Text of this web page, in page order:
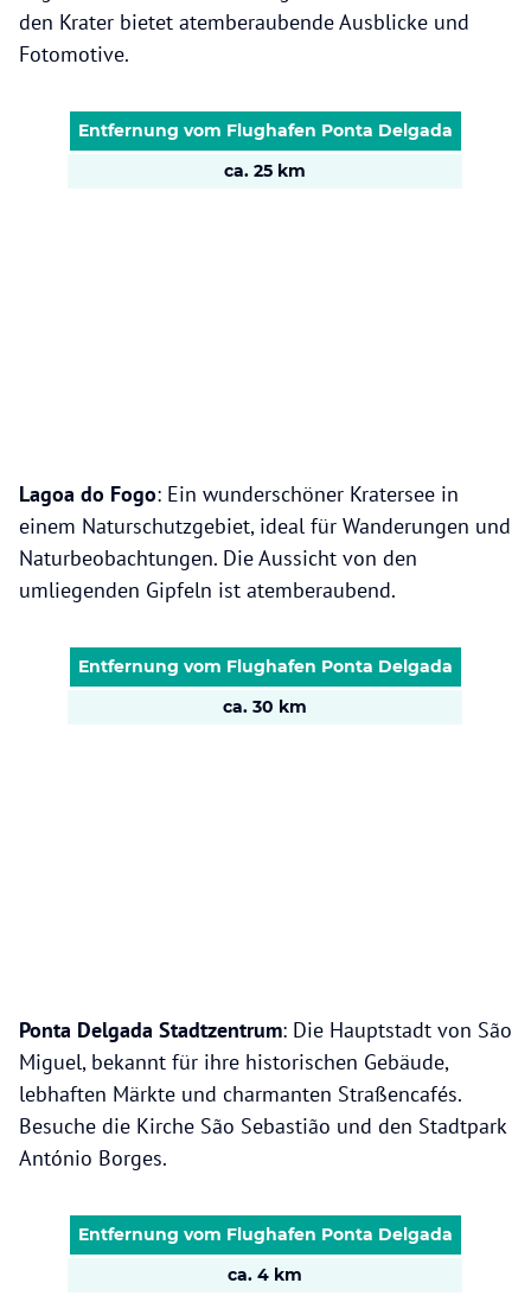
den Krater bietet atemberaubende Ausblicke und
Fotomotive.
Entfernung vom Flughafen Ponta Delgada
ca. 25 km
Lagoa do Fogo: Ein wunderschöner Kratersee in
einem Naturschutzgebiet, ideal für Wanderungen und
Naturbeobachtungen. Die Aussicht von den
umliegenden Gipfeln ist atemberaubend.
Entfernung vom Flughafen Ponta Delgada
ca. 30 km
Ponta Delgada Stadtzentrum: Die Hauptstadt von São
Miguel, bekannt für ihre historischen Gebäude,
lebhaften Märkte und charmanten Straßencafés.
Besuche die Kirche São Sebastião und den Stadtpark
António Borges.
Entfernung vom Flughafen Ponta Delgada
ca. 4 km